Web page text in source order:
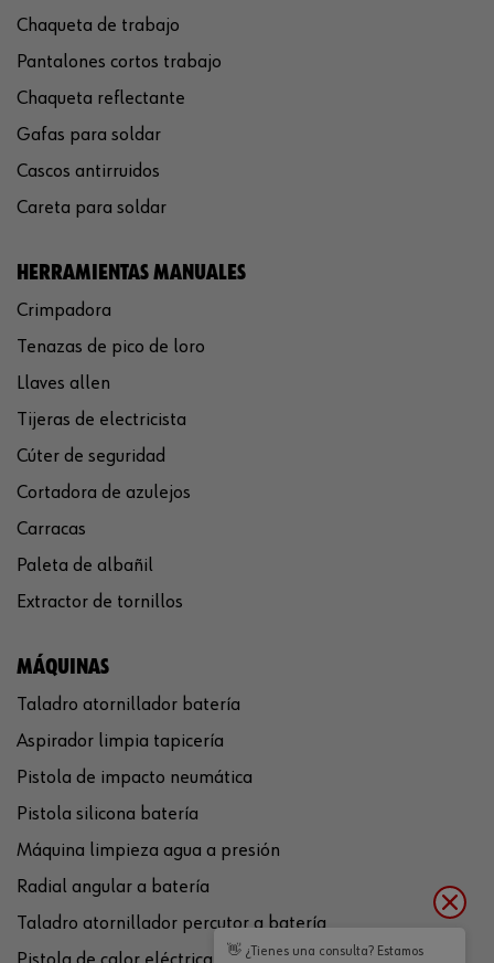
Chaqueta de trabajo
Pantalones cortos trabajo
Chaqueta reflectante
Gafas para soldar
Cascos antirruidos
Careta para soldar
HERRAMIENTAS MANUALES
Crimpadora
Tenazas de pico de loro
Llaves allen
Tijeras de electricista
Cúter de seguridad
Cortadora de azulejos
Carracas
Paleta de albañil
Extractor de tornillos
MÁQUINAS
Taladro atornillador batería
Aspirador limpia tapicería
Pistola de impacto neumática
Pistola silicona batería
Máquina limpieza agua a presión
Radial angular a batería
Taladro atornillador percutor a batería
👋 ¿Tienes una consulta? Estamos